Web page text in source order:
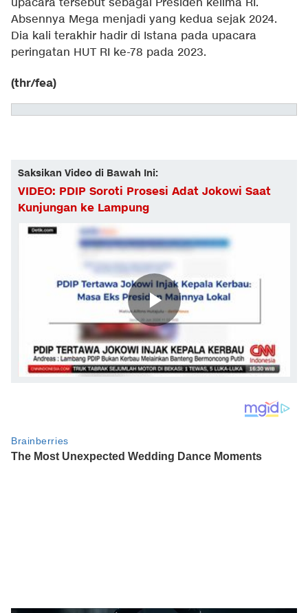
Absennya Mega menjadi yang kedua sejak 2024.
Dia kali terakhir hadir di Istana pada upacara
peringatan HUT RI ke-78 pada 2023.
(thr/fea)
Saksikan Video di Bawah Ini:
VIDEO: PDIP Soroti Prosesi Adat Jokowi Saat
Kunjungan ke Lampung